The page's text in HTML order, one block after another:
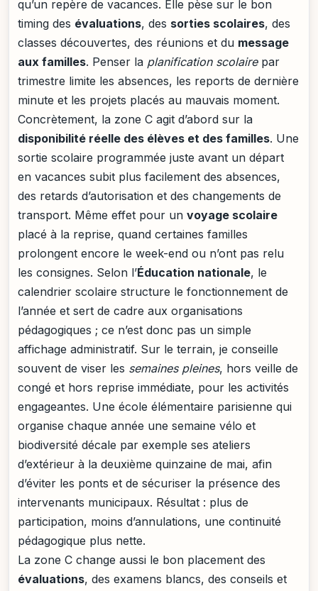
qu’un repère de vacances. Elle pèse sur le bon
timing des évaluations, des sorties scolaires, des
classes découvertes, des réunions et du message
aux familles. Penser la planification scolairepar
trimestre limite les absences, les reports de dernière
minute et les projets placés au mauvais moment.
Concrètement, la zone C agit d’abord sur la
disponibilité réelle des élèves et des familles. Une
sortie scolaire programmée juste avant un départ
en vacances subit plus facilement des absences,
des retards d’autorisation et des changements de
transport. Même effet pour un voyage scolaire
placé à la reprise, quand certaines familles
prolongent encore le week-end ou n’ont pas relu
les consignes. Selon l’Éducation nationale, le
calendrier scolaire structure le fonctionnement de
l’année et sert de cadre aux organisations
pédagogiques ; ce n’est donc pas un simple
affichage administratif. Sur le terrain, je conseille
souvent de viser les semaines pleines, hors veille de
congé et hors reprise immédiate, pour les activités
engageantes. Une école élémentaire parisienne qui
organise chaque année une semaine vélo et
biodiversité décale par exemple ses ateliers
d’extérieur à la deuxième quinzaine de mai, afin
d’éviter les ponts et de sécuriser la présence des
intervenants municipaux. Résultat : plus de
participation, moins d’annulations, une continuité
pédagogique plus nette.
La zone C change aussi le bon placement des
évaluations, des examens blancs, des conseils et